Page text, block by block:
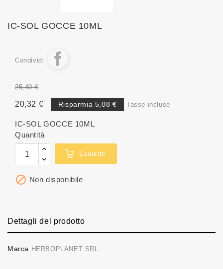
IC-SOL GOCCE 10ML
Condividi
25,40 €
20,32 € Risparmia 5,08 € Tasse incluse
IC-SOL GOCCE 10ML
Quantità
Esaurito
 Non disponibile
Dettagli del prodotto
Marca HERBOPLANET SRL